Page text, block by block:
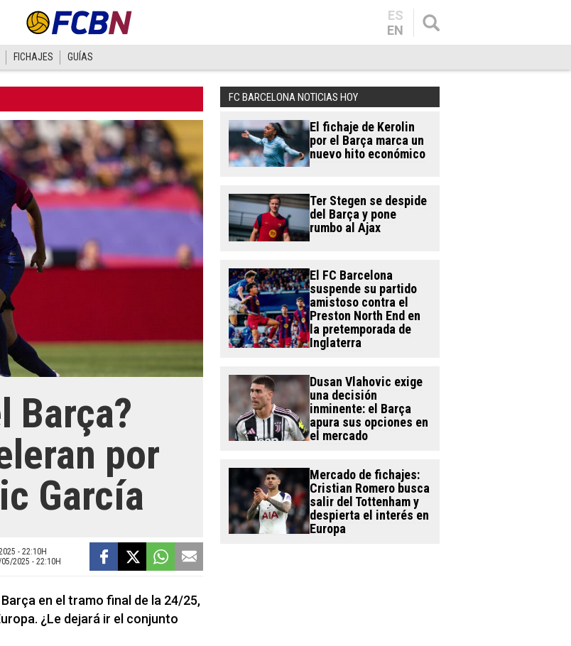
ES
EN
FICHAJES GUÍAS
Barça?
por
García
- 22:10H
2025 - 22:10H
en el tramo final de la 24/25,
¿Le dejará ir el conjunto
FC BARCELONA NOTICIAS HOY
El fichaje de Kerolin
por el Barça marca un
nuevo hito económico
Ter Stegen se despide
del Barça y pone
rumbo al Ajax
El FC Barcelona
suspende su partido
amistoso contra el
Preston North End en
la pretemporada de
Inglaterra
Dusan Vlahovic exige
una decisión
inminente: el Barça
apura sus opciones en
el mercado
Mercado de fichajes:
Cristian Romero busca
salir del Tottenham y
despierta el interés en
Europa